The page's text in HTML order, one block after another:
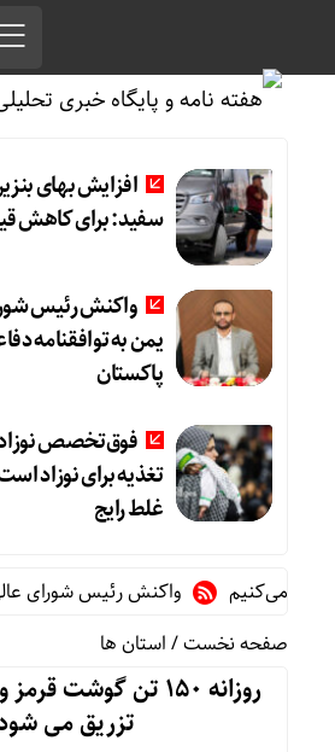
افزایش بهای
سفید: برای کاهش
واکنش رئیس
یمن به توافقنامه
پاکستان
فوق‌تخصص
تغذیه برای نوزاد
غلط رایج
می‌کنیم
واکنش رئیس شورای عالی
صفحه نخست/استان ها
روزانه ۱۵۰ تن گوشت
تزریق می